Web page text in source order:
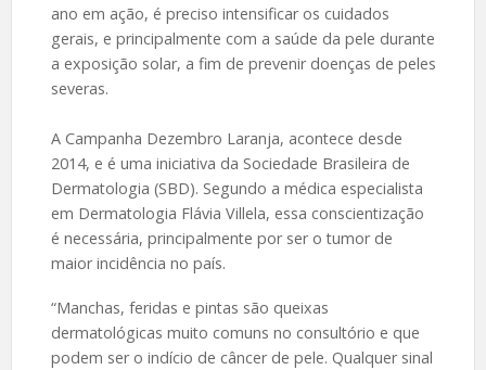
ano em ação, é preciso intensificar os cuidados
gerais, e principalmente com a saúde da pele durante
a exposição solar, a fim de prevenir doenças de peles
severas.
A Campanha Dezembro Laranja, acontece desde
2014, e é uma iniciativa da Sociedade Brasileira de
Dermatologia (SBD). Segundo a médica especialista
em Dermatologia Flávia Villela, essa conscientização
é necessária, principalmente por ser o tumor de
maior incidência no país.
“Manchas, feridas e pintas são queixas
dermatológicas muito comuns no consultório e que
podem ser o indício de câncer de pele. Qualquer sinal